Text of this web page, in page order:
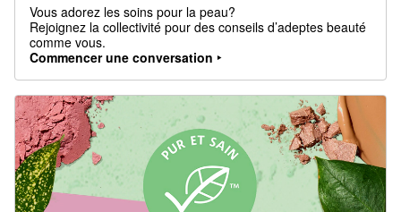
Vous adorez les soins pour la peau?
Rejoignez la collectivité pour des conseils d’adeptes beauté
comme vous.
Commencer une conversation ‣